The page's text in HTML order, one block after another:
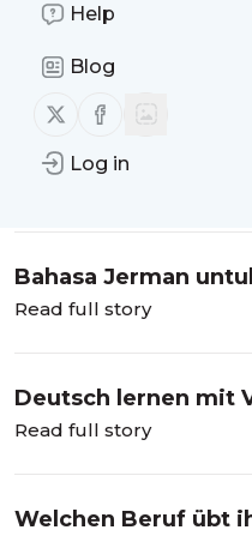
Help
Blog
Follow us on X (twitter)
Follow us on
Log in
Bahasa Jerman
Read full story
Deutsch lernen
Bahasa Jerman
Read full story
Deutsch lernen mit
Read full story
Welchen Beruf übt